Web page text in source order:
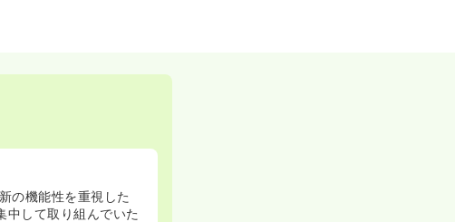
の機能性を重視した
中して取り組んでいた